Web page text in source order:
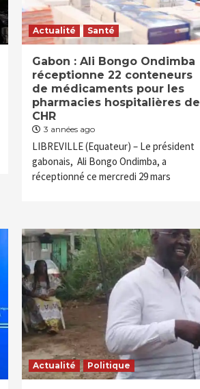
Actualité Santé
Gabon : Ali Bongo Ondimba
réceptionne 22 conteneurs
de médicaments pour les
pharmacies hospitalières
CHR
3 années ago
LIBREVILLE (Equateur) – Le président
gabonais, Ali Bongo Ondimba, a
réceptionné ce mercredi 29 mars
Actualité Politique